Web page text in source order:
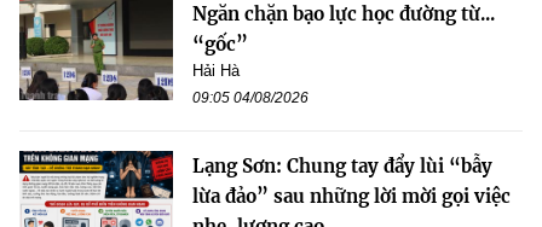
Ngăn chặn bạo lực học đường từ...
“gốc”
Hải Hà
09:05 04/08/2026
Lạng Sơn: Chung tay đẩy lùi “bẫy
lừa đảo” sau những lời mời gọi việc